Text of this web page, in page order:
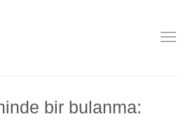
bir bulanma: